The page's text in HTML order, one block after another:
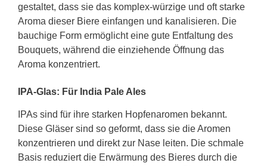
gestaltet, dass sie das komplex-würzige und oft starke
Aroma dieser Biere einfangen und kanalisieren. Die
bauchige Form ermöglicht eine gute Entfaltung des
Bouquets, während die einziehende Öffnung das
Aroma konzentriert.
IPA-Glas: Für India Pale Ales
IPAs sind für ihre starken Hopfenaromen bekannt.
Diese Gläser sind so geformt, dass sie die Aromen
konzentrieren und direkt zur Nase leiten. Die schmale
Basis reduziert die Erwärmung des Bieres durch die